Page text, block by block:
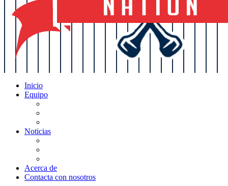
Inicio
Equipo
Noticias
Acerca de
Contacta con nosotros